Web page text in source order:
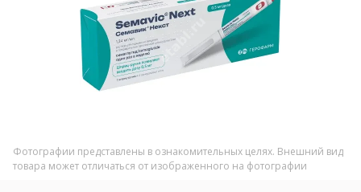
Фотографии представлены в ознакомительных целях. Внешний вид
товара может отличаться от изображенного на фотографии